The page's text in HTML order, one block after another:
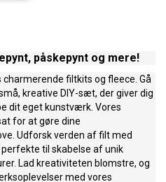
påskepynt og mere!
filtkits og fleece. Gå
kreative DIY-sæt, der giver dig
dit eget kunstværk. Vores
for at gøre dine
Udforsk verden af filt med
til skabelse af unik
Lad kreativiteten blomstre, og
med vores